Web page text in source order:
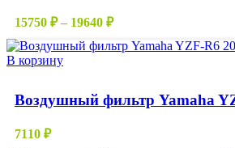
выбрать
товара.
15750 ₽ – 19640 ₽Диапазон
15750 ₽
В корзину
Воздушный фильтр Yamaha
7110 ₽